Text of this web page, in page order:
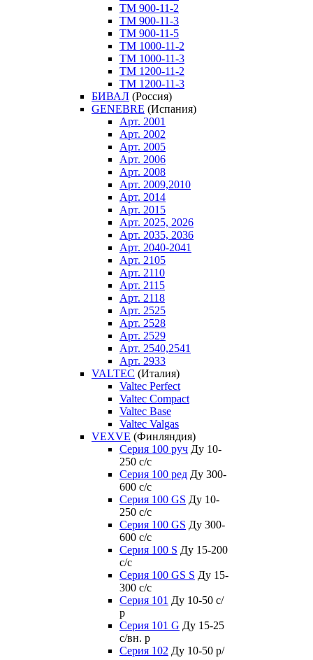
ТM 900-11-2
ТM 900-11-3
ТM 900-11-5
ТM 1000-11-2
ТM 1000-11-3
ТM 1200-11-2
ТM 1200-11-3
БИВАЛ (Россия)
GENEBRE (Испания)
Арт. 2001
Арт. 2002
Арт. 2005
Арт. 2006
Арт. 2008
Арт. 2009,2010
Арт. 2014
Арт. 2015
Арт. 2025, 2026
Арт. 2035, 2036
Арт. 2040-2041
Арт. 2105
Арт. 2110
Арт. 2115
Арт. 2118
Арт. 2525
Арт. 2528
Арт. 2529
Арт. 2540,2541
Арт. 2933
VALTEC (Италия)
Valtec Perfect
Valtec Compact
Valtec Base
Valtec Valgas
VEXVE (Финляндия)
Серия 100 руч Ду 10-
250 c/c
Серия 100 ред Ду 300-
600 c/c
Серия 100 GS Ду 10-
250 c/c
Серия 100 GS Ду 300-
600 c/c
Серия 100 S Ду 15-200
c/c
Серия 100 GS S Ду 15-
300 c/c
Серия 101 Ду 10-50 с/
р
Серия 101 G Ду 15-25
с/вн. р
Серия 102 Ду 10-50 р/